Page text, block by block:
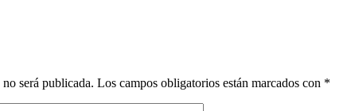
será publicada. Los campos obligatorios están marcados con *